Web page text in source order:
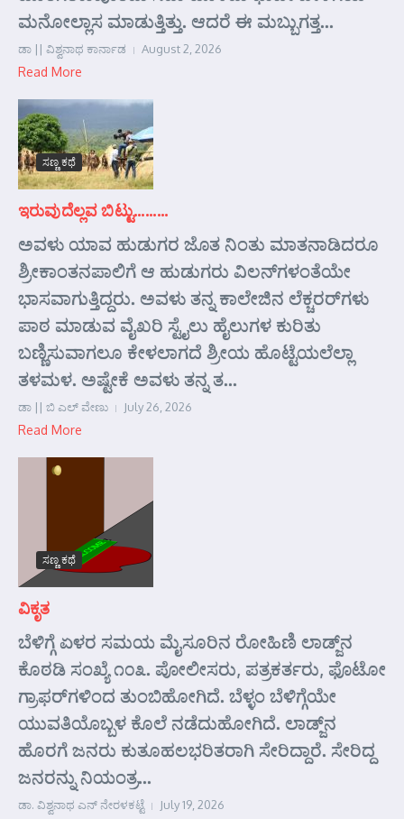
ಮನೋಲ್ಲಾಸ ಮಾಡುತ್ತಿತ್ತು. ಆದರೆ ಈ ಮಬ್ಬುಗತ್ತ...
ಡಾ || ವಿಶ್ವನಾಥ ಕಾರ್ನಾಡ August 2, 2026
Read More
ಸಣ್ಣ ಕಥೆ
ಇರುವುದೆಲ್ಲವ ಬಿಟ್ಟು………
ಅವಳು ಯಾವ ಹುಡುಗರ ಜೊತ ನಿಂತು ಮಾತನಾಡಿದರೂ
ಶ್ರೀಕಾಂತನಪಾಲಿಗೆ ಆ ಹುಡುಗರು ವಿಲನ್‌ಗಳಂತೆಯೇ
ಭಾಸವಾಗುತ್ತಿದ್ದರು. ಅವಳು ತನ್ನ ಕಾಲೇಜಿನ ಲೆಕ್ಚರರ್‌ಗಳು
ಪಾಠ ಮಾಡುವ ವೈಖರಿ ಸ್ಟೈಲು ಹೈಲುಗಳ ಕುರಿತು
ಬಣ್ಣಿಸುವಾಗಲೂ ಕೇಳಲಾಗದೆ ಶ್ರೀಯ ಹೊಟ್ಟೆಯಲೆಲ್ಲಾ
ತಳಮಳ. ಅಷ್ಟೇಕೆ ಅವಳು ತನ್ನ ತ...
ಡಾ || ಬಿ ಎಲ್ ವೇಣು July 26, 2026
Read More
ಸಣ್ಣ ಕಥೆ
ವಿಕೃತ
ಬೆಳಿಗ್ಗೆ ಏಳರ ಸಮಯ ಮೈಸೂರಿನ ರೋಹಿಣಿ ಲಾಡ್ಜ್‌ನ
ಕೊಠಡಿ ಸಂಖ್ಯೆ ೧೦೩. ಪೋಲೀಸರು, ಪತ್ರಕರ್ತರು, ಫೊಟೋ
ಗ್ರಾಫರ್‌ಗಳಿಂದ ತುಂಬಿಹೋಗಿದೆ. ಬೆಳ್ಳಂ ಬೆಳಿಗ್ಗೆಯೇ
ಯುವತಿಯೊಬ್ಬಳ ಕೊಲೆ ನಡೆದುಹೋಗಿದೆ. ಲಾಡ್ಜ್‌ನ
ಹೊರಗೆ ಜನರು ಕುತೂಹಲಭರಿತರಾಗಿ ಸೇರಿದ್ದಾರೆ. ಸೇರಿದ್ದ
ಜನರನ್ನು ನಿಯಂತ್ರ...
ಡಾ. ವಿಶ್ವನಾಥ ಎನ್ ನೇರಳಕಟ್ಟೆ July 19, 2026